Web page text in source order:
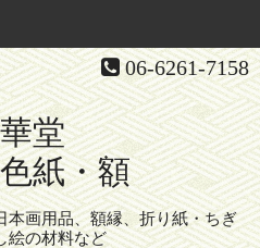
06-6261-7158
堂
紙・額
本画用品、額縁、折り紙・ちぎ
絵の材料など